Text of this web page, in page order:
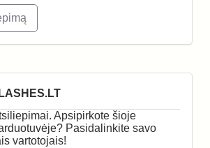
Apsipirkote šioje
Pasidalinkite savo
vartotojais!